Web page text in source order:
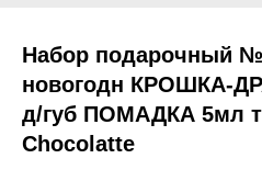
Набор подарочный
новогодн КРОШКА-
д/губ ПОМАДКА 5мл
Chocolatte